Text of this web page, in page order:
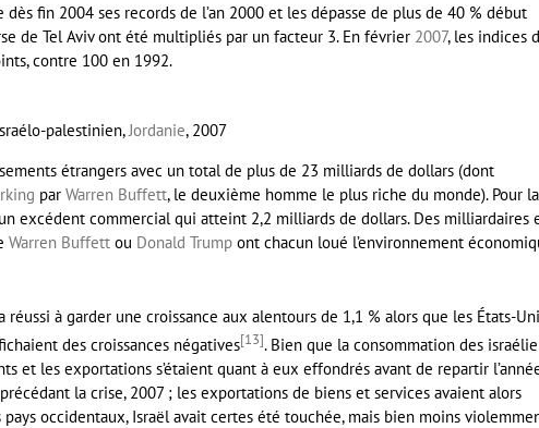
fin 2004 ses records de l’an 2000 et les dépasse de plus de 40 % début
de Tel Aviv ont été multipliés par un facteur 3. En février 2007, les indices
contre 100 en 1992.
palestinien,Jordanie, 2007
étrangers avec un total de plus de 23 milliards de dollars (dont
par Warren Buffett, le deuxième homme le plus riche du monde). Pour la
excédent commercial qui atteint 2,2 milliards de dollars. Des milliardaires
Warren Buffett ou Donald Trump ont chacun loué l’environnement
réussi à garder une croissance aux alentours de 1,1 % alors que les États-
des croissances négatives[13]. Bien que la consommation des
et les exportations s’étaient quant à eux effondrés avant de repartir
la crise, 2007 ; les exportations de biens et services avaient alors
occidentaux, Israël avait certes été touchée, mais bien moins